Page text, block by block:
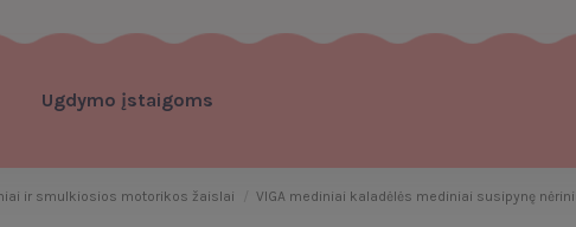
Ugdymo įstaigoms
ir smulkiosios motorikos žaislai VIGA mediniai kaladėlės mediniai susipynę